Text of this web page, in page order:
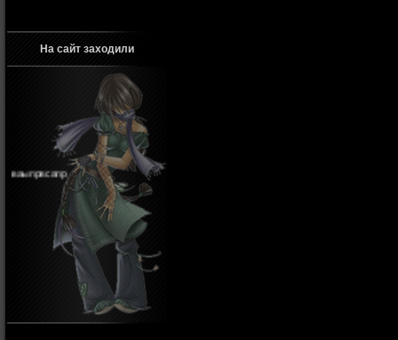
На сайт заходили